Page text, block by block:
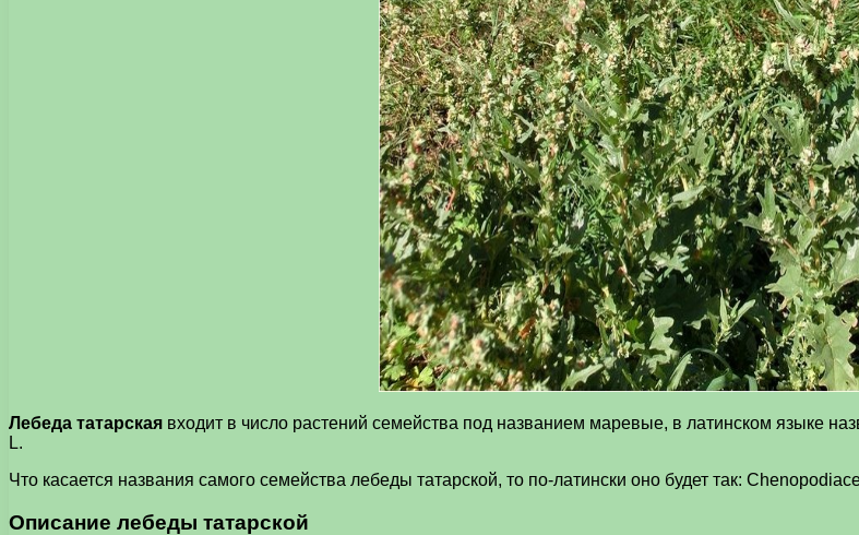
Лебеда татарская входит в число растений семейства под названием маревые, в латинском языке
L.
Что касается названия самого семейства лебеды татарской, то по-латински оно будет так:
Описание лебеды татарской